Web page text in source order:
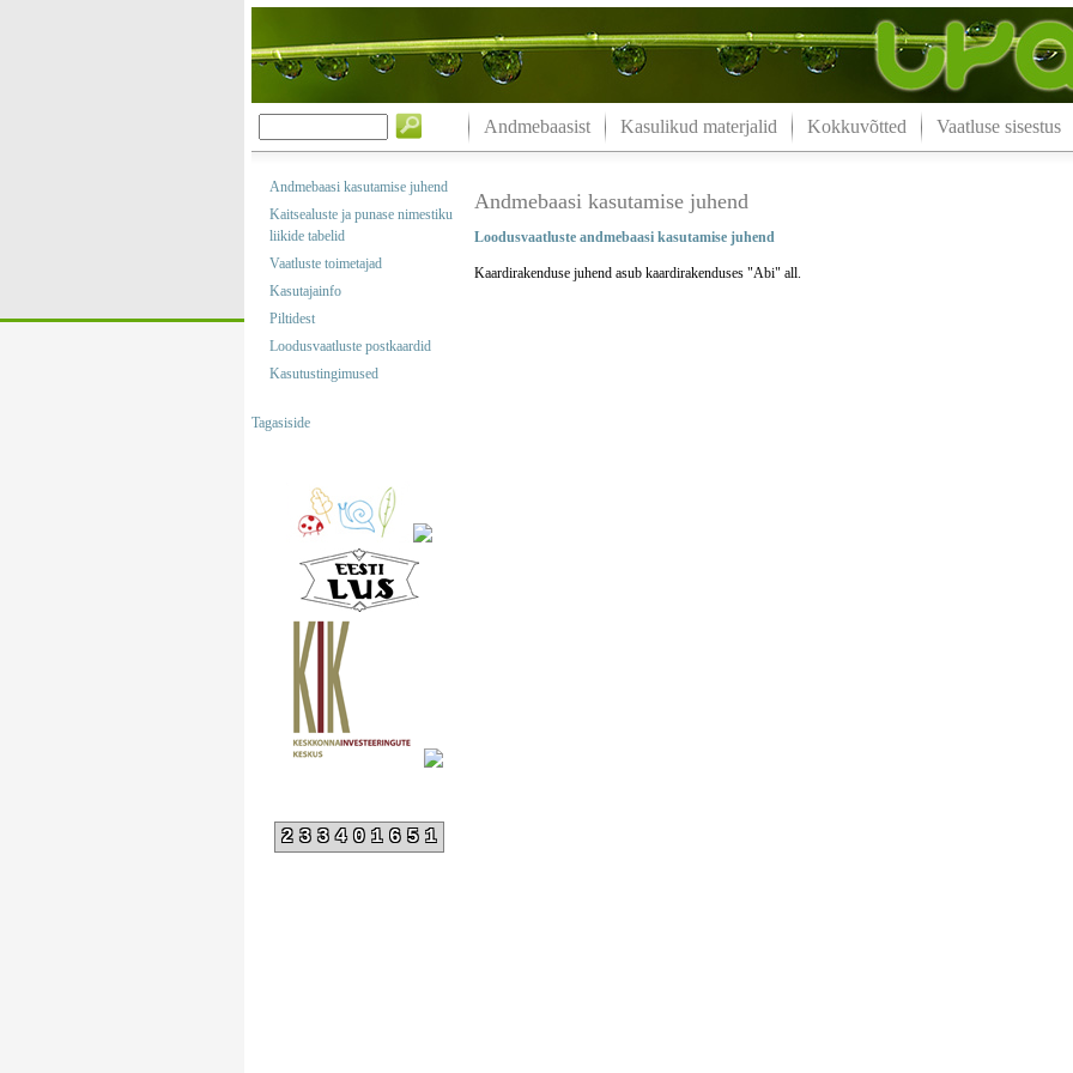
Andmebaasist Kasulikud materjalid Kokkuvõtted Vaatluse sisestus
Andmebaasi kasutamise juhend
Kaitsealuste ja punase nimestiku
liikide tabelid
Vaatluste toimetajad
Kasutajainfo
Piltidest
Loodusvaatluste postkaardid
Kasutustingimused
Tagasiside
233401651
Andmebaasi kasutamise juhend
Loodusvaatluste andmebaasi kasutamise juhend
Kaardirakenduse juhend asub kaardirakenduses "Abi" all.